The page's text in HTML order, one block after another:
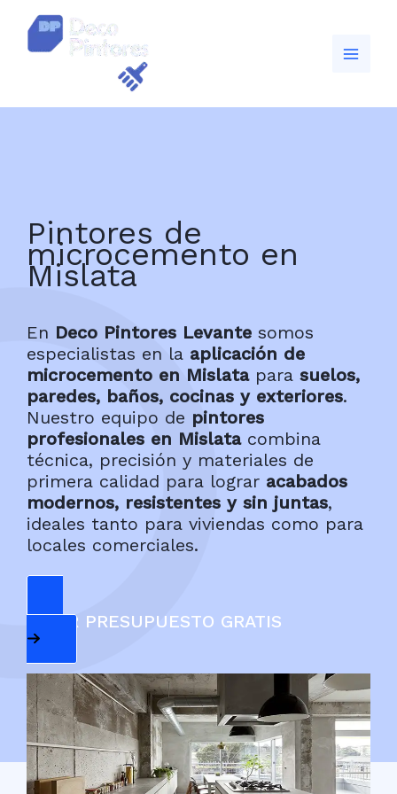
contenido
Pintores de
microcemento en
Mislata
En Deco Pintores Levante somos
especialistas en la aplicación de
microcemento en Mislatapara suelos,
paredes, baños, cocinas y exteriores.
Nuestro equipo de pintores
profesionales en Mislatacombina
técnica, precisión y materiales de
primera calidad para lograr acabados
modernos, resistentes y sin juntas,
ideales tanto para viviendas como para
locales comerciales.
PEDIR PRESUPUESTO GRATIS